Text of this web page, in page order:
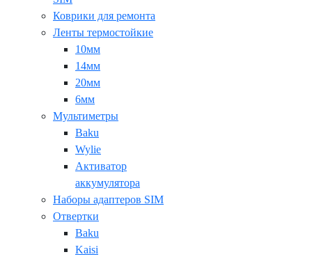
Коврики для ремонта
Ленты термостойкие
10мм
14мм
20мм
6мм
Мультиметры
Baku
Wylie
Активатор
аккумулятора
Наборы адаптеров SIM
Отвертки
Baku
Kaisi